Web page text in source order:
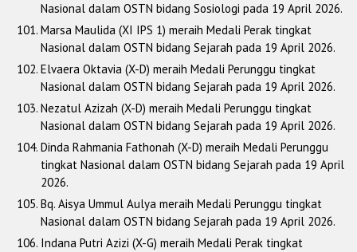
Nasional dalam OSTN bidang Sosiologi pada 19 April 2026.
Marsa Maulida (XI IPS 1) meraih Medali Perak tingkat
Nasional dalam OSTN bidang Sejarah pada 19 April 2026.
Elvaera Oktavia (X-D) meraih Medali Perunggu tingkat
Nasional dalam OSTN bidang Sejarah pada 19 April 2026.
Nezatul Azizah (X-D) meraih Medali Perunggu tingkat
Nasional dalam OSTN bidang Sejarah pada 19 April 2026.
Dinda Rahmania Fathonah (X-D) meraih Medali Perunggu
tingkat Nasional dalam OSTN bidang Sejarah pada 19 April
2026.
Bq. Aisya Ummul Aulya meraih Medali Perunggu tingkat
Nasional dalam OSTN bidang Sejarah pada 19 April 2026.
Indana Putri Azizi (X-G) meraih Medali Perak tingkat